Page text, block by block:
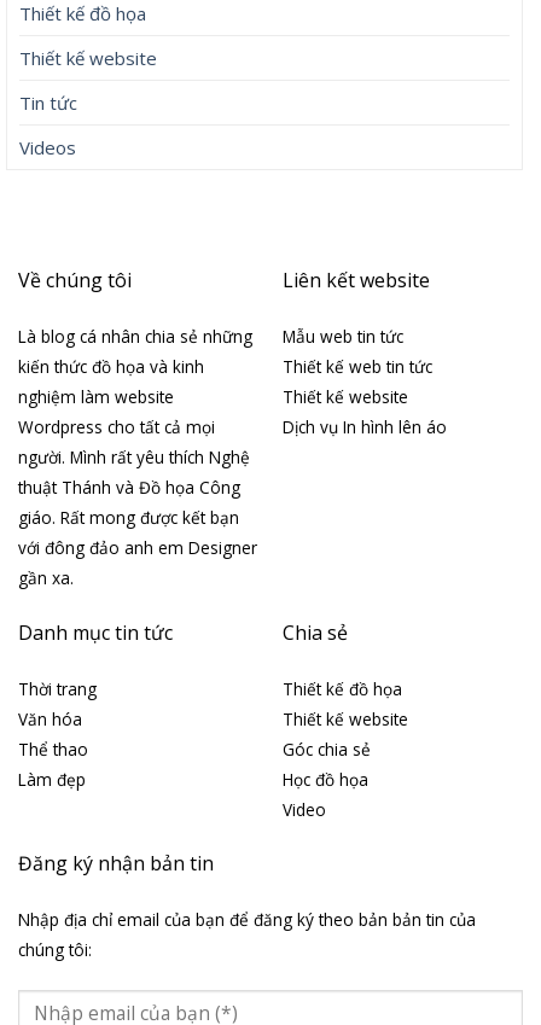
Thiết kế đồ họa
Thiết kế website
Tin tức
Videos
Về chúng tôi
Là blog cá nhân chia sẻ những
kiến thức đồ họa và kinh
nghiệm làm website
Wordpress cho tất cả mọi
người. Mình rất yêu thích Nghệ
thuật Thánh và Đồ họa Công
giáo. Rất mong được kết bạn
với đông đảo anh em Designer
gần xa.
Liên kết website
Mẫu web tin tức
Thiết kế web tin tức
Thiết kế website
Dịch vụ In hình lên áo
Danh mục tin tức
Thời trang
Văn hóa
Thể thao
Làm đẹp
Chia sẻ
Thiết kế đồ họa
Thiết kế website
Góc chia sẻ
Học đồ họa
Video
Đăng ký nhận bản tin
Nhập địa chỉ email của bạn để đăng ký theo bản bản tin của
chúng tôi: